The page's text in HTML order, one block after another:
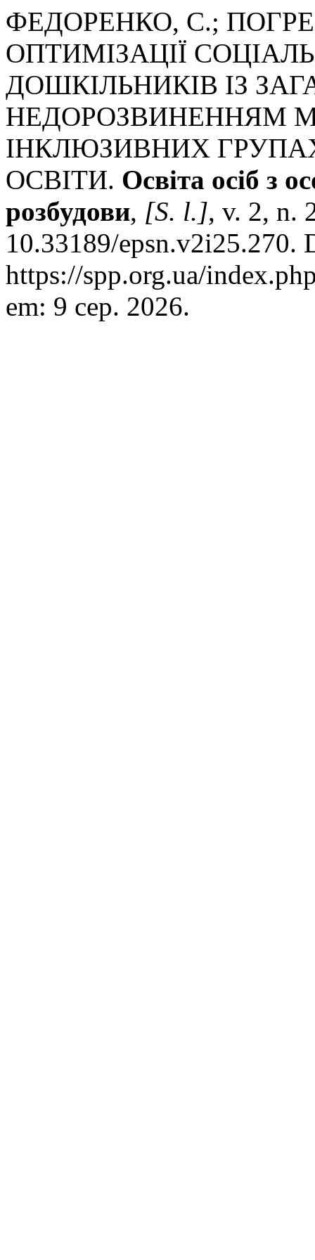
ФЕДОРЕНКО, С.;
ОПТИМІЗАЦІЇ
ДОШКІЛЬНИКІВ ІЗ
НЕДОРОЗВИНЕННЯМ
ІНКЛЮЗИВНИХ
ОСВІТИ. Освіта осіб з
розбудови, [S. l.], v. 2, n.
10.33189/epsn.v2i25.270.
https://spp.org.ua/
em: 9 сер. 2026.